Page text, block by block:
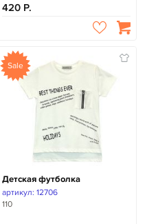
420
Sale
Детская футболка
артикул: 12706
110